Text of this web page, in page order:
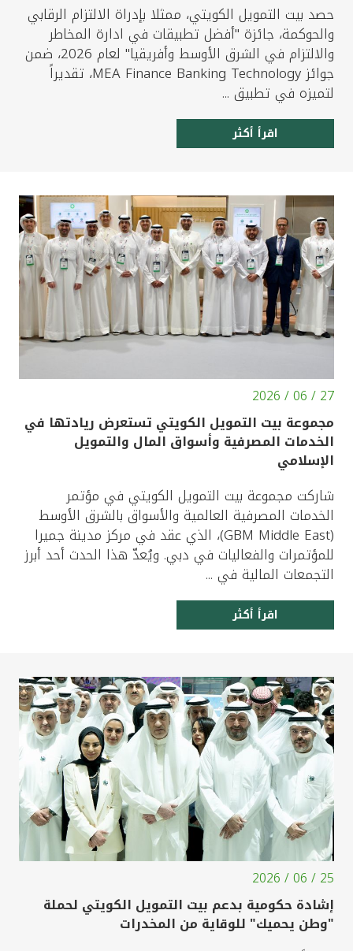
حصد بيت التمويل الكويتي، ممثلا بإدراة الالتزام الرقابي
والحوكمة، جائزة "أفضل تطبيقات في ادارة المخاطر
والالتزام في الشرق الأوسط وأفريقيا" لعام 2026، ضمن
جوائز MEA Finance Banking Technology، تقديراً
لتميزه في تطبيق ...
اقرأ أكثر
27 / 06 / 2026
مجموعة بيت التمويل الكويتي تستعرض ريادتها في
الخدمات المصرفية وأسواق المال والتمويل
الإسلامي
شاركت مجموعة بيت التمويل الكويتي في مؤتمر
الخدمات المصرفية العالمية والأسواق بالشرق الأوسط
(GBM Middle East)، الذي عقد في مركز مدينة جميرا
للمؤتمرات والفعاليات في دبي. ويُعدّ هذا الحدث أحد أبرز
التجمعات المالية في ...
اقرأ أكثر
25 / 06 / 2026
إشادة حكومية بدعم بيت التمويل الكويتي لحملة
"وطن يحميك" للوقاية من المخدرات